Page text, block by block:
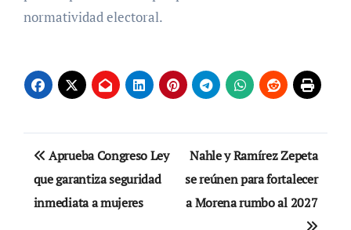
normatividad electoral.
Navegación
de
entradas
Aprueba Congreso Ley
que garantiza seguridad
inmediata a mujeres
Nahle y Ramírez Zepeta
se reúnen para fortalecer
a Morena rumbo al 2027